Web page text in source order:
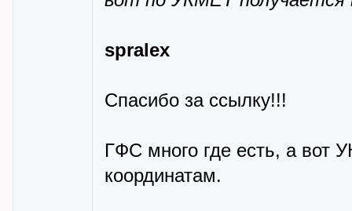
spralex
Спасибо за ссылку!!!
ГФС много где есть, а вот
координатам.